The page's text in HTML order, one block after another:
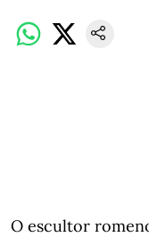
O escultor